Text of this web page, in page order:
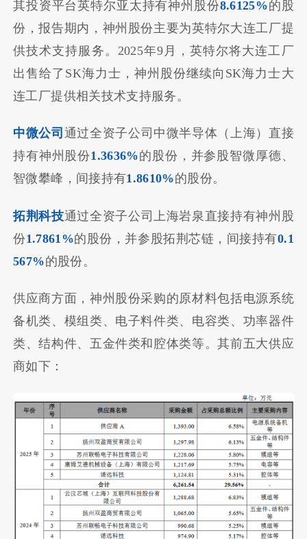
其投资平台英特尔亚太持有神州股份8.6125%的股
份，报告期内，神州股份主要为英特尔大连工厂提
供技术支持服务。2025年9月，英特尔将大连工厂
出售给了SK海力士，神州股份继续向SK海力士大
连工厂提供相关技术支持服务。
中微公司 通过全资子公司中微半导体（上海）直接
持有神州股份1.3636%的股份，并参股智微厚德、
智微攀峰，间接持有1.8610%的股份。
拓荆科技通过全资子公司上海岩泉直接持有神州股
份1.7861%的股份，并参股拓荆芯链，间接持有0.1
567%的股份。
供应商方面，神州股份采购的原材料包括电源系统
备机类、模组类、电子料件类、电容类、功率器件
类、结构件、五金件类和腔体类等。其前五大供应
商如下：